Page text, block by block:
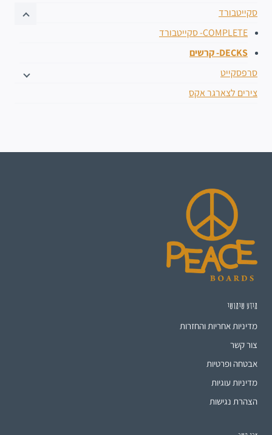
סקייטבורד
COMPLETE- סקייטבורד
DECKS- קרשים
סרפסקייט
צירים לצארגר אקס
מידע שימושי
מדיניות אחריות והחזרות
צור קשר
אבטחה ופרטיות
מדיניות עוגיות
הצהרת נגישות